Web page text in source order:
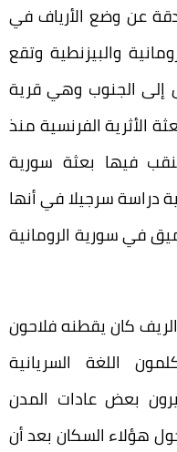
عن وضع الأرياف في
والبيزنطية وتقع
إلى الجنوب وهي قرية
الأثرية الفرنسية منذ
1989 واعتباراً من 1996 تنقب فيها بعثة سورية
سرجيلا في أنها
في سورية الرومانية
كان يقطنه فلاحون
اللغة السريانية
بعض عادات المدن
هؤلاء السكان بعد أن